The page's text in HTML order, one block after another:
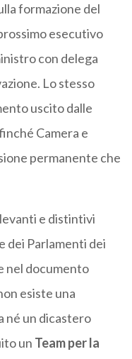
formazione del
esecutivo
con delega
Lo stesso
uscito dalle
Camera e
permanente che
e distintivi
dei Parlamenti dei
nel documento
esiste una
né un dicastero
un Team per la